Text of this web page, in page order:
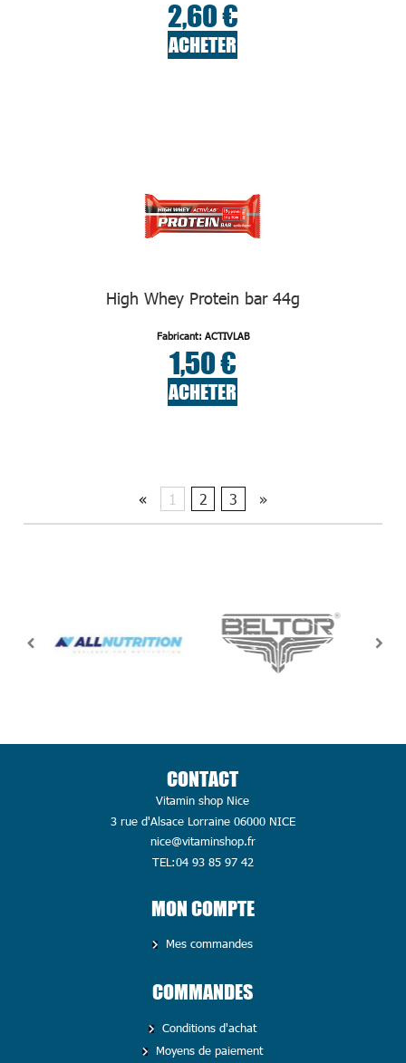
2,60 €
ACHETER
High Whey Protein bar 44g
Fabricant: ACTIVLAB
1,50 €
ACHETER
« 1 2 3 »
CONTACT
Vitamin shop Nice
3 rue d'Alsace Lorraine 06000 NICE
nice@vitaminshop.fr
TEL:04 93 85 97 42
MON COMPTE
Mes commandes
COMMANDES
Conditions d'achat
Moyens de paiement